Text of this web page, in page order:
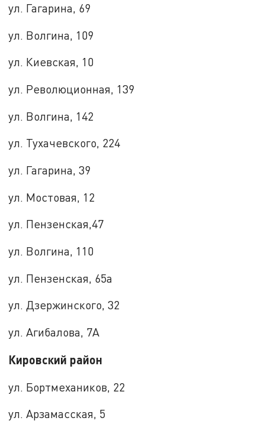
ул. Гагарина, 69
ул. Волгина, 109
ул. Киевская, 10
ул. Революционная, 139
ул. Волгина, 142
ул. Тухачевского, 224
ул. Гагарина, 39
ул. Мостовая, 12
ул. Пензенская,47
ул. Волгина, 110
ул. Пензенская, 65а
ул. Дзержинского, 32
ул. Агибалова, 7А
Кировский район
ул. Бортмехаников, 22
ул. Арзамасская, 5